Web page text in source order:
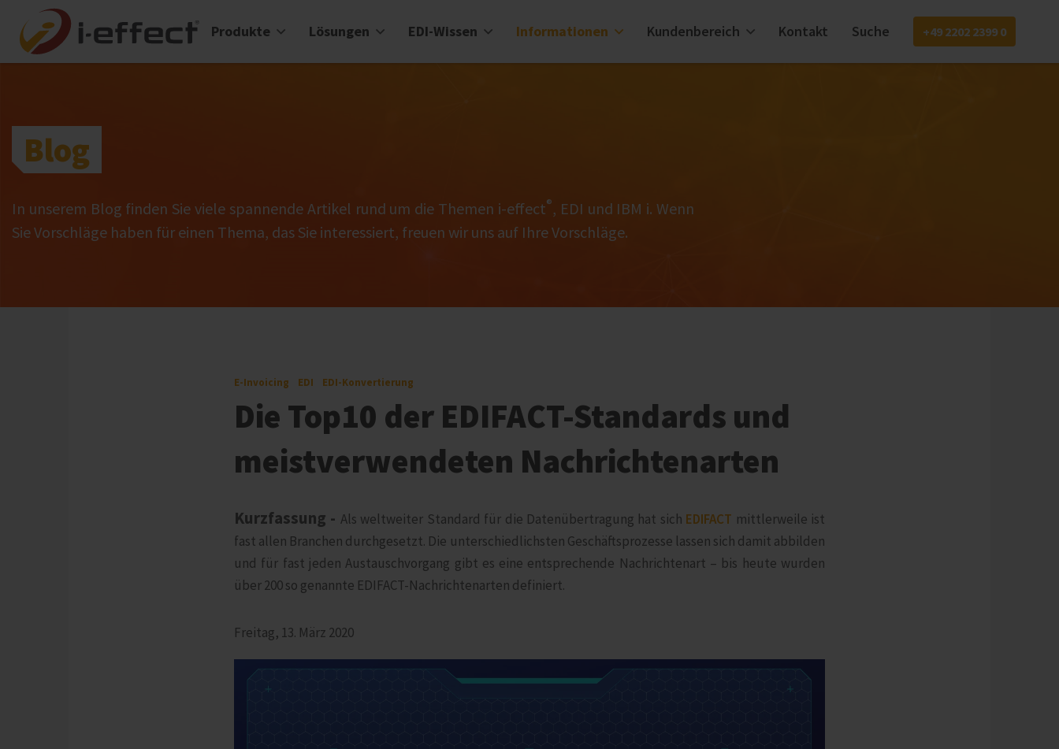
Produkte Lösungen EDI-Wissen Informationen Kundenbereich Kontakt Suche +49 2202 2399 0
Blog
In unserem Blog finden Sie viele spannende Artikel rund um die Themen i‑effect®, EDI und IBM i. Wenn
Sie Vorschläge haben für einen Thema, das Sie interessiert, freuen wir uns auf Ihre Vorschläge.
E-Invoicing EDI EDI-Konvertierung
Die Top10 der EDIFACT-Standards und
meistverwendeten Nachrichtenarten
Kurzfassung - Als weltweiter Standard für die Datenübertragung hat sich EDIFACT mittlerweile ist
fast allen Branchen durchgesetzt. Die unterschiedlichsten Geschäftsprozesse lassen sich damit abbilden
und für fast jeden Austauschvorgang gibt es eine entsprechende Nachrichtenart – bis heute wurden
über 200 so genannte EDIFACT-Nachrichtenarten definiert.
Freitag, 13. März 2020